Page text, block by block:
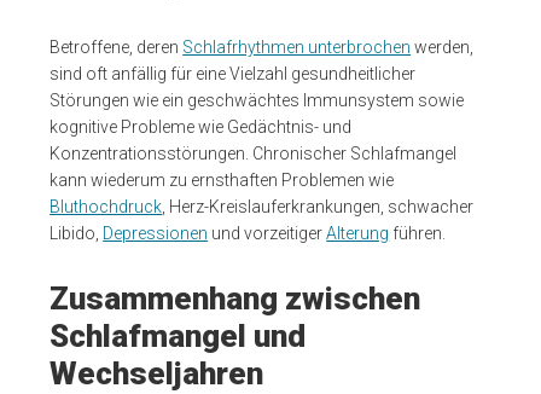
Betroffene, deren Schlafrhythmen unterbrochen werden,
sind oft anfällig für eine Vielzahl gesundheitlicher
Störungen wie ein geschwächtes Immunsystem sowie
kognitive Probleme wie Gedächtnis- und
Konzentrationsstörungen. Chronischer Schlafmangel
kann wiederum zu ernsthaften Problemen wie
Bluthochdruck , Herz-Kreislauferkrankungen, schwacher
Libido, Depressionen und vorzeitigerAlterung führen.
Zusammenhang zwischen
Schlafmangel und
Wechseljahren